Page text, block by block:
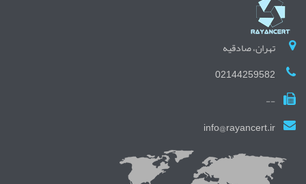
تهران، صادقیه
02144259582
--
info@rayancert.ir